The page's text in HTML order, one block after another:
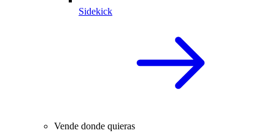
Sidekick
Vende donde quieras